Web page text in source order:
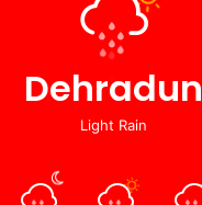
Dehradun
Light Rain